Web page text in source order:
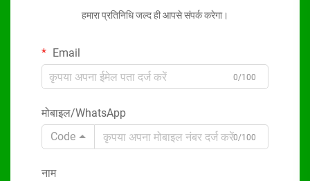
हमारा प्रतिनिधि जल्द ही आपसे संपर्क करेगा।
Email
0/100
मोबाइल/WhatsApp
Code
0/100
नाम